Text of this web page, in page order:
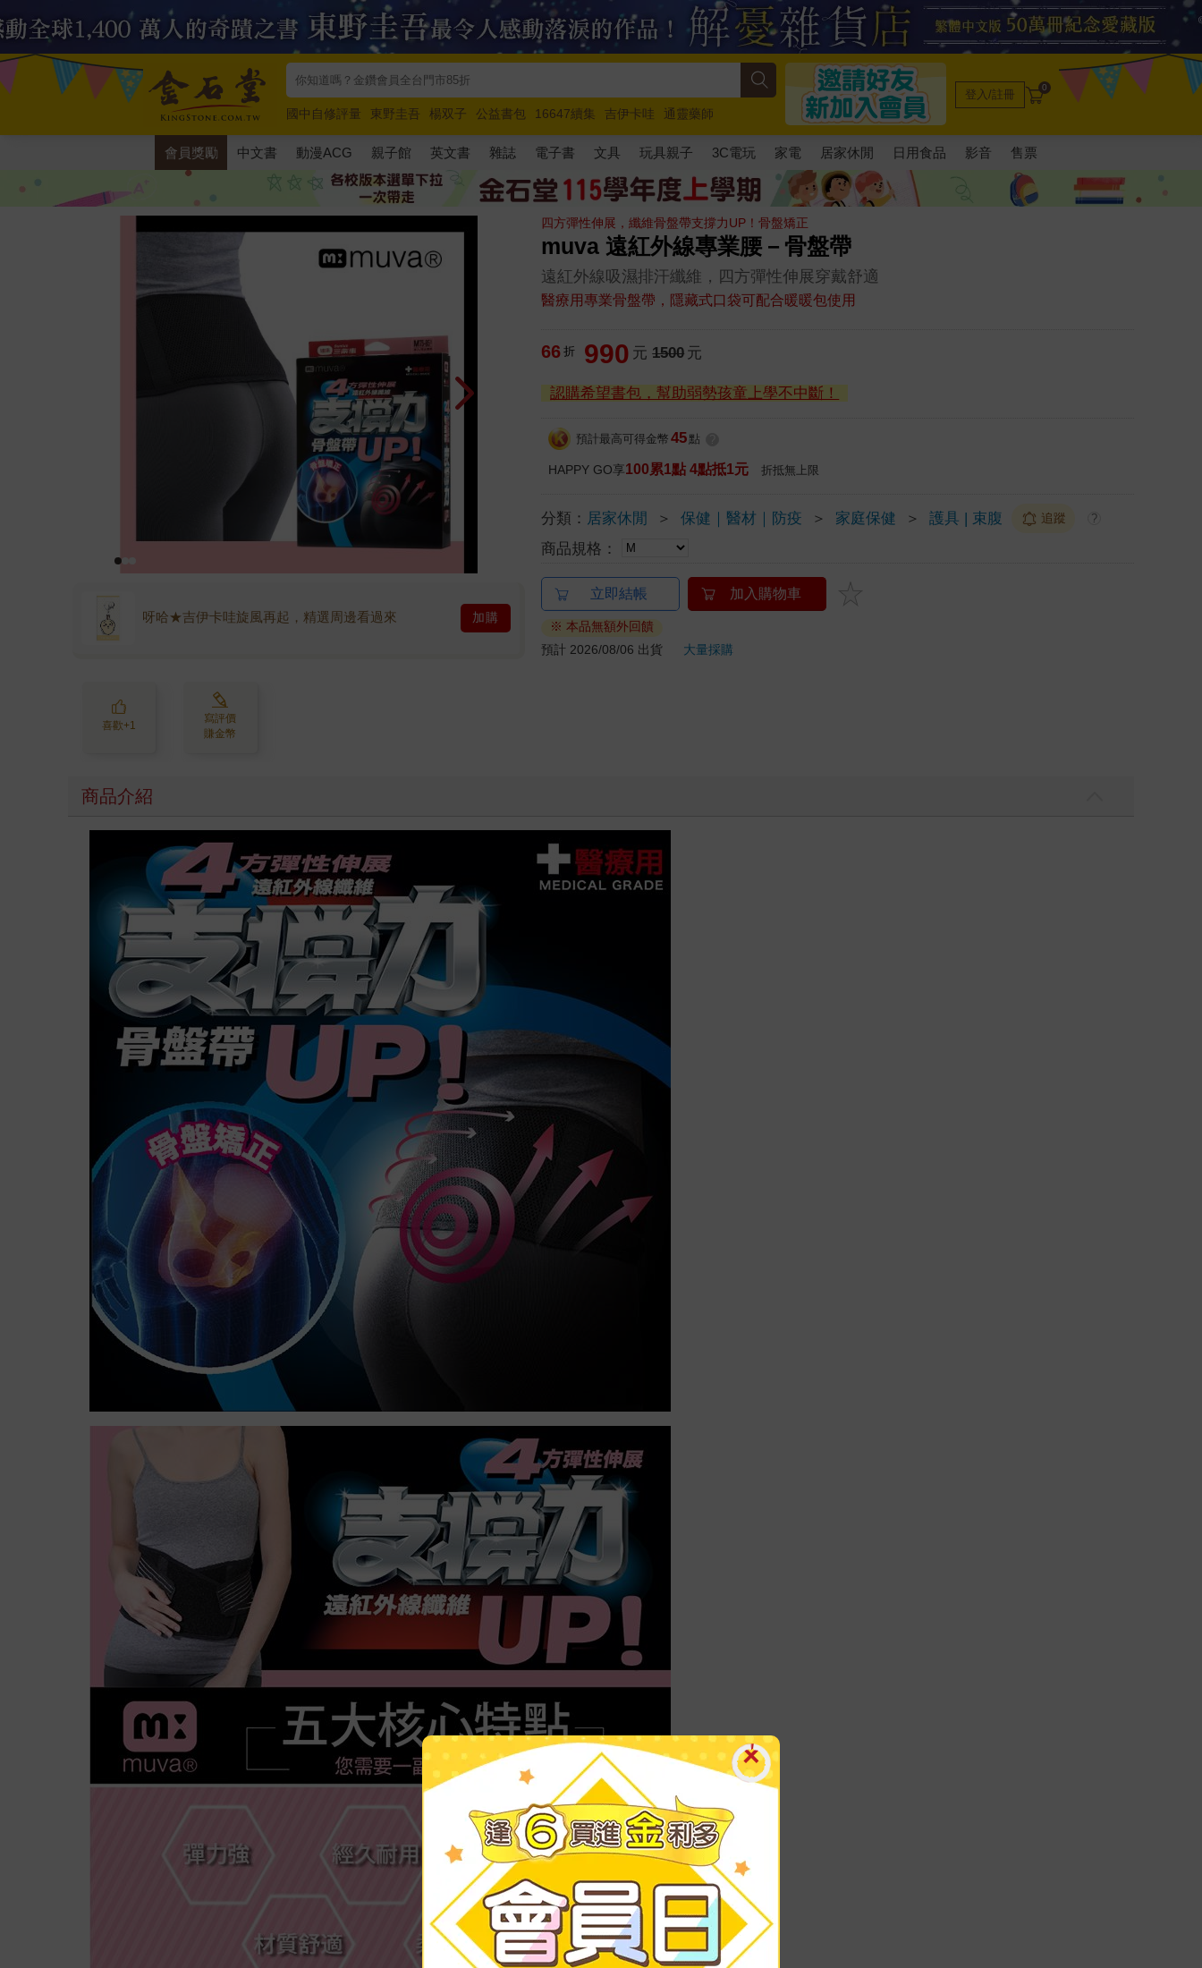
國中自修評量 東野圭吾 楊双子 公益書包 16647續集 吉伊卡哇
通靈藥師
唯紅花綻放
奧德賽 路邊攤新作 馬斯克 玩具總動員5 超慢跑
登入/註冊 0
會員獎勵 中文書 動漫ACG 親子館 英文書 雜誌 電子書 文具 玩具親子 3C電玩 家電 居家休閒 日用食品 影音 售票
四方彈性伸展，纖維骨盤帶支撐力UP！骨盤矯正
muva 遠紅外線專業腰－骨盤帶
遠紅外線吸濕排汗纖維，四方彈性伸展穿戴舒適
醫療用專業骨盤帶，隱藏式口袋可配合暖暖包使用
呀哈★吉伊卡哇旋風再起，精選周邊看過來 加購
喜歡+1
寫評價
賺金幣
66 折 990 元 1500 元
認購希望書包，幫助弱勢孩童上學不中斷！
預計最高可得金幣 45 點
HAPPY GO享100累1點 4點抵1元 折抵無上限
分類： 居家休閒 ＞ 保健｜醫材｜防疫 ＞ 家庭保健 ＞ 護具 | 束腹 追蹤 ?
商品規格：
立即結帳 加入購物車
※ 本品無額外回饋
預計 2026/08/06 出貨
大量採購
商品介紹